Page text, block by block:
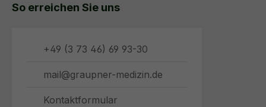
So erreichen Sie uns
+49 (3 73 46) 69 93-30
mail@graupner-medizin.de
Kontaktformular